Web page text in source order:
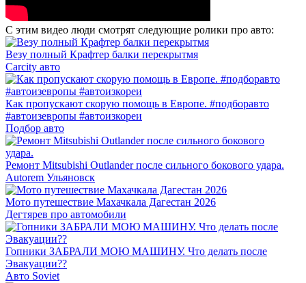
С этим видео люди смотрят следующие ролики про авто:
Везу полный Крафтер балки перекрытмя
Carcity авто
Как пропускают скорую помощь в Европе. #подборавто
#автоизевропы #автоизкореи
Подбор авто
Ремонт Mitsubishi Outlander после сильного бокового удара.
Autorem Ульяновск
Мото путешествие Махачкала Дагестан 2026
Дегтярев про автомобили
Гопники ЗАБРАЛИ МОЮ МАШИНУ. Что делать после
Эвакуации??
Авто Soviet